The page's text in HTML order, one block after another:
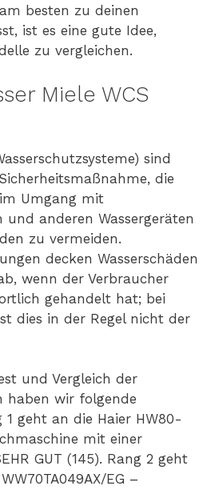
besten zu deinen
ist es eine gute Idee,
zu vergleichen.
Miele WCS
sind
die
Umgang mit
und anderen Wassergeräten
zu vermeiden.
decken Wasserschäden
wenn der Verbraucher
gehandelt hat; bei
dies in der Regel nicht der
und Vergleich der
haben wir folgende
1 geht an die Haier HW80-
mit einer
GUT (145). Rang 2 geht
EG –